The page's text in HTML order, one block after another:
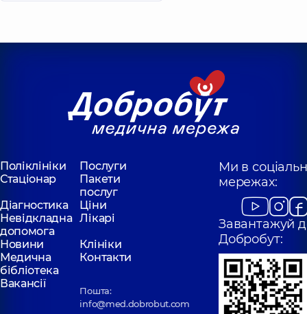
Поліклініки
Послуги
Стаціонар
Пакети
послуг
Діагностика
Ціни
Невідкладна
допомога
Лікарі
Новини
Клініки
Медична
бібліотека
Контакти
Вакансії
Пошта:
info@med.dobrobut.com
Ми в
мережах:
Завантажуй
Добробут: